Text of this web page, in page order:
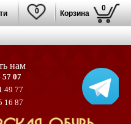
Корзина
0
0
57 07
49 77
16 87